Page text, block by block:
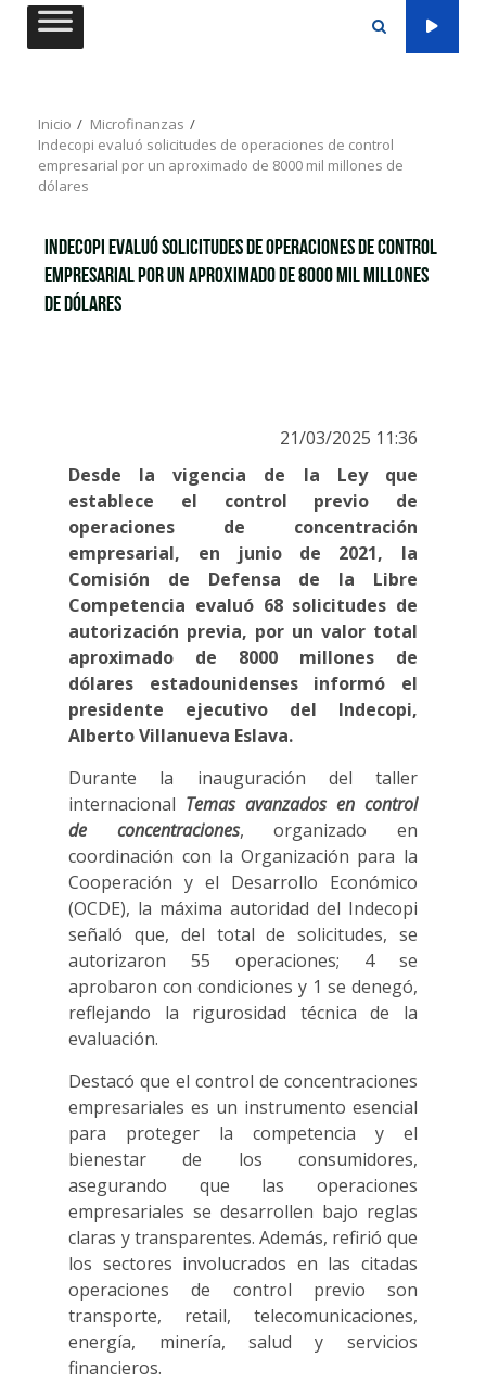
Saltar
Inicio
Microfinanzas
Indecopi evaluó solicitudes de operaciones de control
empresarial por un aproximado de 8000 mil millones de
dólares
Indecopi evaluó solicitudes de operaciones de control
empresarial por un aproximado de 8000 mil millones
de dólares
21/03/2025 11:36
Desde la vigencia de la Ley que
establece el control previo de
operaciones de concentración
empresarial, en junio de 2021, la
Comisión de Defensa de la Libre
Competencia evaluó 68 solicitudes de
autorización previa, por un valor total
aproximado de 8000 millones de
dólares estadounidenses informó el
presidente ejecutivo del Indecopi,
Alberto Villanueva Eslava.
Durante la inauguración del taller
internacional Temas avanzados en control
de concentraciones, organizado en
coordinación con la Organización para la
Cooperación y el Desarrollo Económico
(OCDE), la máxima autoridad del Indecopi
señaló que, del total de solicitudes, se
autorizaron 55 operaciones; 4 se
aprobaron con condiciones y 1 se denegó,
reflejando la rigurosidad técnica de la
evaluación.
Destacó que el control de concentraciones
empresariales es un instrumento esencial
para proteger la competencia y el
bienestar de los consumidores,
asegurando que las operaciones
empresariales se desarrollen bajo reglas
claras y transparentes. Además, refirió que
los sectores involucrados en las citadas
operaciones de control previo son
transporte, retail, telecomunicaciones,
energía, minería, salud y servicios
financieros.